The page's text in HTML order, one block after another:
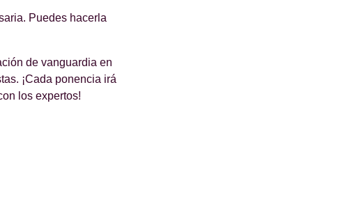
Puedes hacerla
de vanguardia en
¡Cada ponencia irá
los expertos!